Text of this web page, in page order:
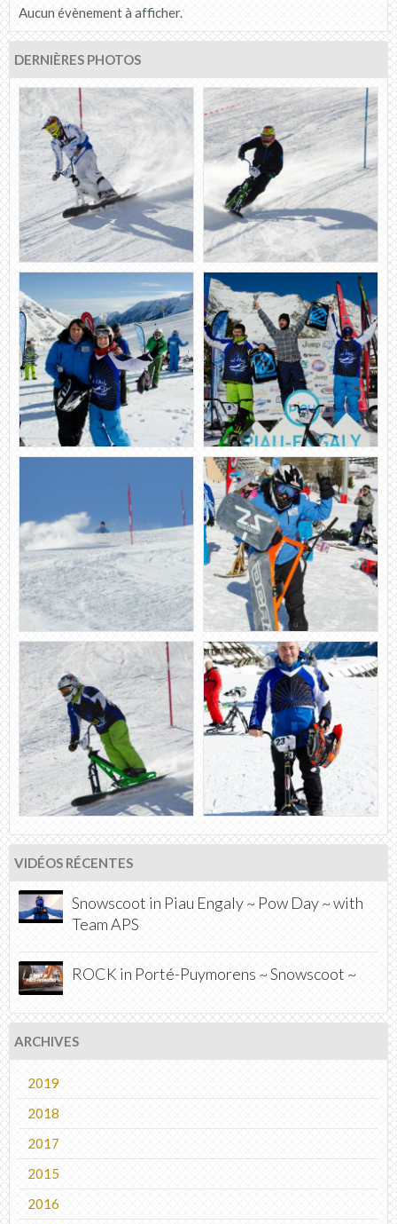
Aucun évènement à afficher.
DERNIÈRES PHOTOS
VIDÉOS RÉCENTES
Snowscoot in Piau Engaly ~ Pow Day ~ with
Team APS
ROCK in Porté-Puymorens ~ Snowscoot ~
ARCHIVES
2019
2018
2017
2015
2016